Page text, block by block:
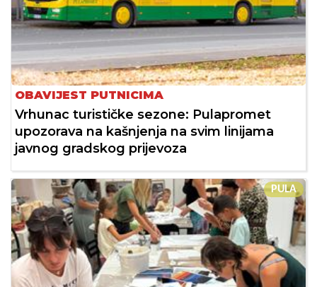
OBAVIJEST PUTNICIMA
Vrhunac turističke sezone: Pulapromet
upozorava na kašnjenja na svim linijama
javnog gradskog prijevoza
PULA